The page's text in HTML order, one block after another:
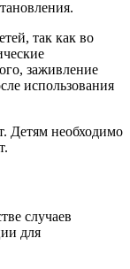
так как во
заживление
использования
Детям необходимо
случаев
для